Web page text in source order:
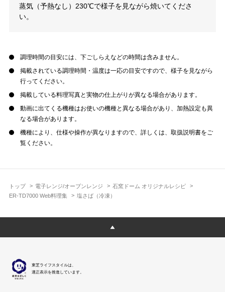
トップ 電子レンジ/オーブンレンジ
石窯ドーム オリジナルレシピ
ER-TD7000 Web料理集
塩さば（冷凍）
蒸気（予熱なし）230℃で様子を見ながら焼いてくださ
い。
調理時間の目安には、下ごしらえなどの時間は含みません。
掲載されている調理時間・温度は一応の目安ですので、様子を見ながら
行ってください。
掲載している料理写真と実物の仕上がりが異なる場合があります。
動画に出てくる機種はお使いの機種と異なる場合があり、加熱設定も異
なる場合があります。
機種により、仕様や操作が異なりますので、詳しくは、取扱説明書をご
覧ください。
東芝ライフスタイルは、
適正表示を推進しています。